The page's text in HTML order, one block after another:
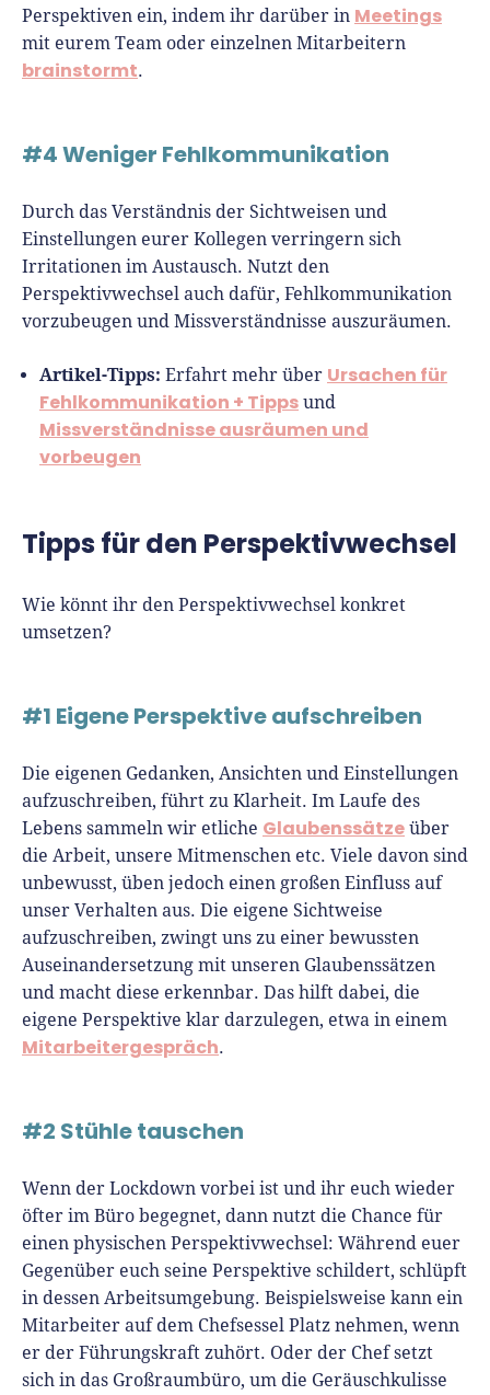
Perspektiven ein, indem ihr darüber in Meetings
mit eurem Team oder einzelnen Mitarbeitern
brainstormt.
#4 Weniger Fehlkommunikation
Durch das Verständnis der Sichtweisen und
Einstellungen eurer Kollegen verringern sich
Irritationen im Austausch. Nutzt den
Perspektivwechsel auch dafür, Fehlkommunikation
vorzubeugen und Missverständnisse auszuräumen.
Artikel-Tipps: Erfahrt mehr über Ursachen für
Fehlkommunikation + Tipps und
Missverständnisse ausräumen und
vorbeugen
Tipps für den Perspektivwechsel
Wie könnt ihr den Perspektivwechsel konkret
umsetzen?
#1 Eigene Perspektive aufschreiben
Die eigenen Gedanken, Ansichten und Einstellungen
aufzuschreiben, führt zu Klarheit. Im Laufe des
Lebens sammeln wir etliche Glaubenssätze über
die Arbeit, unsere Mitmenschen etc. Viele davon sind
unbewusst, üben jedoch einen großen Einfluss auf
unser Verhalten aus. Die eigene Sichtweise
aufzuschreiben, zwingt uns zu einer bewussten
Auseinandersetzung mit unseren Glaubenssätzen
und macht diese erkennbar. Das hilft dabei, die
eigene Perspektive klar darzulegen, etwa in einem
Mitarbeitergespräch.
#2 Stühle tauschen
Wenn der Lockdown vorbei ist und ihr euch wieder
öfter im Büro begegnet, dann nutzt die Chance für
einen physischen Perspektivwechsel: Während euer
Gegenüber euch seine Perspektive schildert, schlüpft
in dessen Arbeitsumgebung. Beispielsweise kann ein
Mitarbeiter auf dem Chefsessel Platz nehmen, wenn
er der Führungskraft zuhört. Oder der Chef setzt
sich in das Großraumbüro, um die Geräuschkulisse